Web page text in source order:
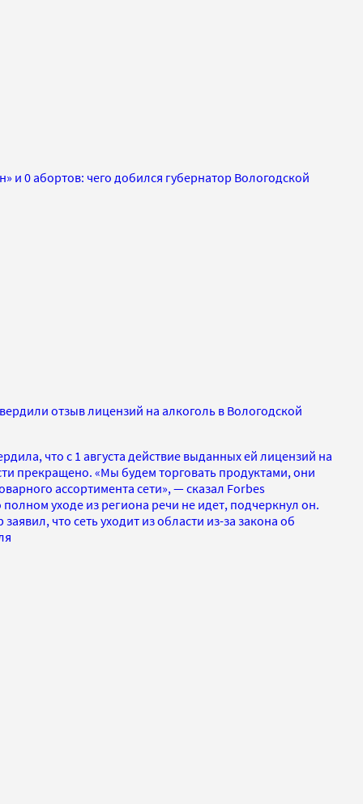
и 0 абортов: чего добился губернатор Вологодской
отзыв лицензий на алкоголь в Вологодской
что с 1 августа действие выданных ей лицензий на
прекращено. «Мы будем торговать продуктами, они
ассортимента сети», — сказал Forbes
уходе из региона речи не идет, подчеркнул он.
что сеть уходит из области из-за закона об